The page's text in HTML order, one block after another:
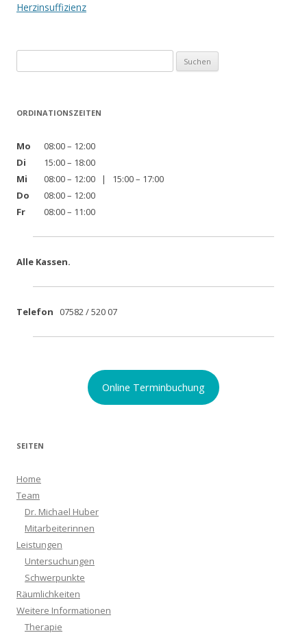
Herzinsuffizienz
nach:
ORDINATIONSZEITEN
Mo
08:00 – 12:00
Di
15:00 – 18:00
Mi
08:00 – 12:00 | 15:00 – 17:00
Do
08:00 – 12:00
Fr
08:00 – 11:00
Alle Kassen.
Telefon 07582 / 520 07
Online Terminbuchung
SEITEN
Home
Team
Dr. Michael Huber
Mitarbeiterinnen
Leistungen
Untersuchungen
Schwerpunkte
Räumlichkeiten
Weitere Informationen
Therapie